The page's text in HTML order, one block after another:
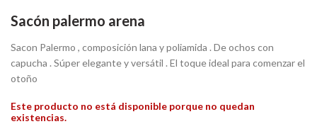
Sacón palermo arena
Sacon Palermo , composición lana y poliamida . De ochos con
capucha . Súper elegante y versátil . El toque ideal para comenzar el
otoño
Este producto no está disponible porque no quedan
existencias.